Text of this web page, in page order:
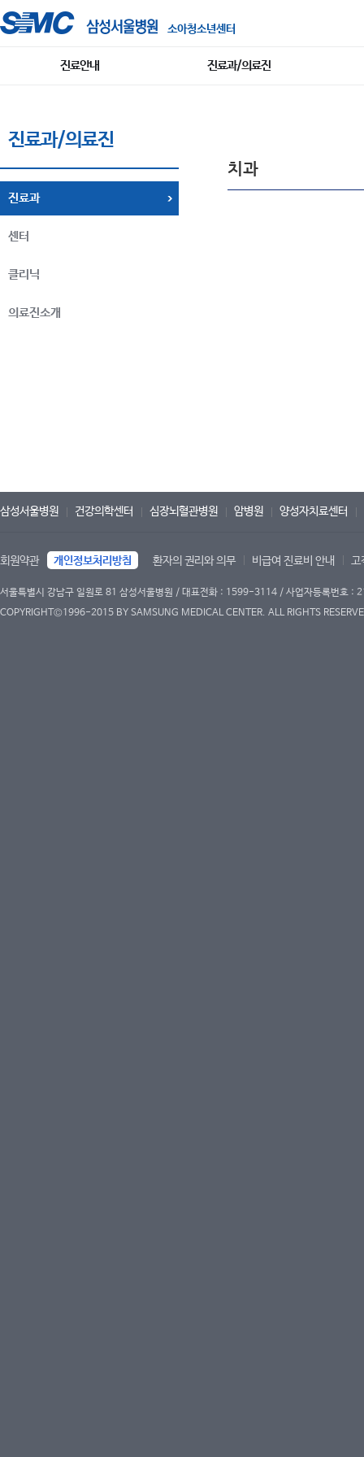
소아청소년센터
진료안내 진료과/의료진
진료과/의료진
진료과
센터
클리닉
의료진소개
치과
삼성서울병원 건강의학센터 심장뇌혈관병원 암병원 양성자치료센터
회원약관 개인정보처리방침 환자의 권리와 의무 비급여 진료비 안내 고
서울특별시 강남구 일원로 81 삼성서울병원 / 대표전화 : 1599-3114 / 사업자등록번호
COPYRIGHT©1996-2015 BY SAMSUNG MEDICAL CENTER. ALL RIGHTS